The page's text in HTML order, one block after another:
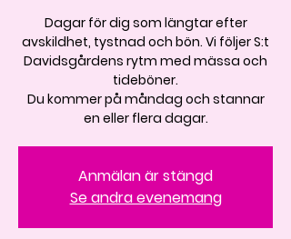
Dagar för dig som längtar efter
avskildhet, tystnad och bön. Vi följer S:t
Davidsgårdens rytm med mässa och
tideböner.
Du kommer på måndag och stannar
en eller flera dagar.
Anmälan är stängd
Se andra evenemang